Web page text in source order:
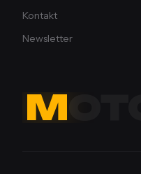
Kontakt
Newsletter
M